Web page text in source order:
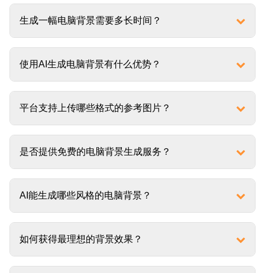
生成一幅电脑背景需要多长时间？
使用AI生成电脑背景有什么优势？
平台支持上传哪些格式的参考图片？
是否提供免费的电脑背景生成服务？
AI能生成哪些风格的电脑背景？
如何获得最理想的背景效果？